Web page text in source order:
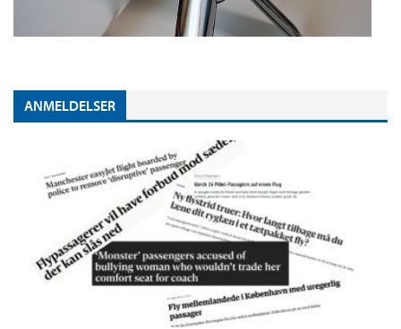
ANMELDELSER